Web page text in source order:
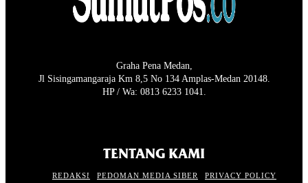
Graha Pena Medan,
Jl Sisingamangaraja Km 8,5 No 134 Amplas-Medan 20148.
HP / Wa: 0813 6233 1041.
TENTANG KAMI
REDAKSI PEDOMAN MEDIA SIBER
PRIVACY POLICY